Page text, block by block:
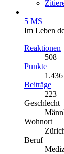
5 MS
Im Leben
Reaktionen
508
Punkte
1.436
Beiträge
223
Geschlecht
Wohnort
Beruf